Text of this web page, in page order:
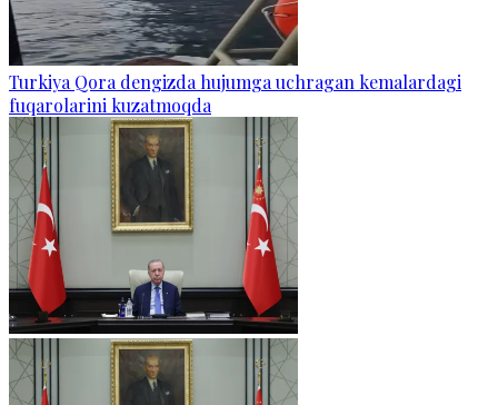
Turkiya Qora dengizda hujumga uchragan kemalardagi
fuqarolarini kuzatmoqda